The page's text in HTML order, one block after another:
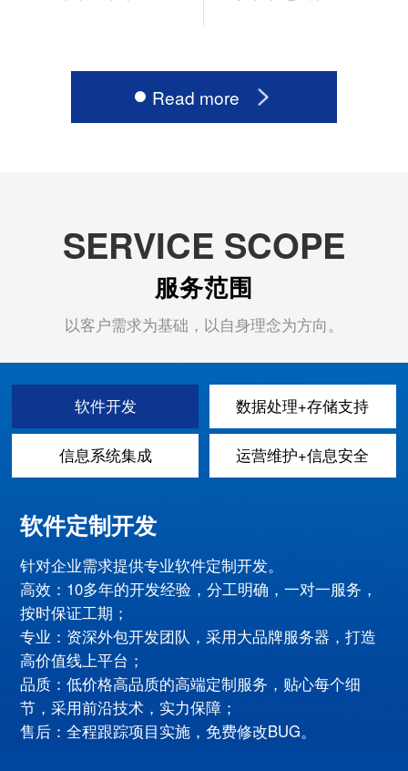
Read more
SERVICE SCOPE
服务范围
以客户需求为基础，以自身理念为方向。
软件开发 数据处理+存储支持
信息系统集成 运营维护+信息安全
软件定制开发
针对企业需求提供专业软件定制开发。
高效：10多年的开发经验，分工明确，一对一服务，
按时保证工期；
专业：资深外包开发团队，采用大品牌服务器，打造
高价值线上平台；
品质：低价格高品质的高端定制服务，贴心每个细
节，采用前沿技术，实力保障；
售后：全程跟踪项目实施，免费修改BUG。